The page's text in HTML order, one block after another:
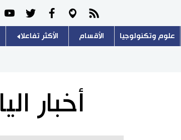
علوم وتكنولوجيا الأقسام
تجارب وآراء
سياسة
الأكثر تفاعلا
هو وهي
المطبخ الياباني
أخبار